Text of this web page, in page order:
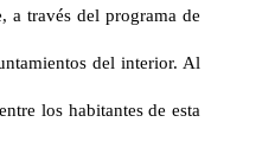
a través del programa de
del interior. Al
los habitantes de esta